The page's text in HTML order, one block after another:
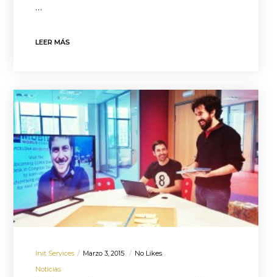
…
LEER MÁS
Init Services Marzo 3, 2015
No Likes
Noticias